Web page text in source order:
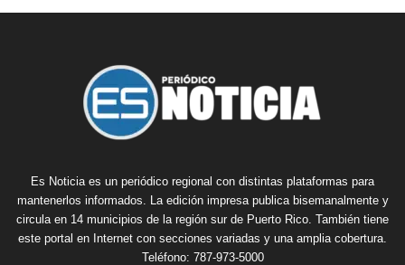
Es Noticia es un periódico regional con distintas plataformas para
mantenerlos informados. La edición impresa publica bisemanalmente y
circula en 14 municipios de la región sur de Puerto Rico. También tiene
este portal en Internet con secciones variadas y una amplia cobertura.
Teléfono: 787-973-5000